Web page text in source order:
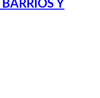
Y